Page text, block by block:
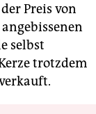
Preis von
selbst
trotzdem